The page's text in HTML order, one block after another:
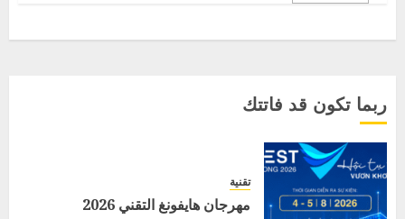
ربما تكون قد فاتتك
تقنية
مهرجان هايفونغ التقني 2026